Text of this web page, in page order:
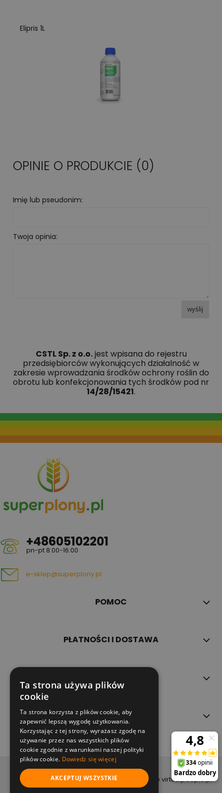
Elipris 1L
OPINIE O PRODUKCIE (0)
Imię lub pseudonim:
Twoja opinia:
wyślij
CSTL Sp. z o.o.jest wpisana do rejestru
przedsiębiorców wykonujących działalność w
zakresie wprowadzania środków ochrony roślin do
obrotu lub konfekcjonowania tych środków pod nr
14/28/15421.
+48605102201
pn-pt 8:00-16:00
e-sklep@superplony.pl
POMOC
PŁATNOŚCI I DOSTAWA
O NAS
copyright (c) 2022
projekt i wykonanie virtualpeople.pl
Ta strona używa plików
cookie
Ta strona korzysta z plików cookie, aby
zapewnić lepszą wygodę użytkowania.
Korzystając z tej strony, wyrażasz zgodę na
używanie przez nas wszystkich plików
cookie zgodnie z warunkami naszej polityki
plików cookie. Dowiedz się więcej
AKCEPTUJ WSZYSTKIE